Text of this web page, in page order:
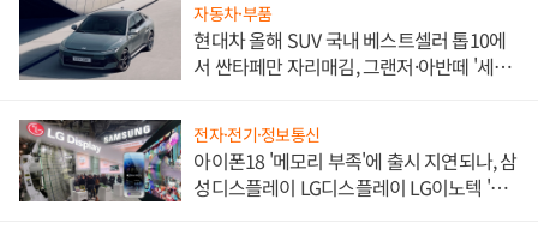
자동차·부품
현대차 올해 SUV 국내 베스트셀러 톱10에
서 싼타페만 자리매김, 그랜저·아반떼 '세단
전자·전기·정보통신
아이폰18 '메모리 부족'에 출시 지연되나, 삼
성디스플레이 LG디스플레이 LG이노텍 '탈